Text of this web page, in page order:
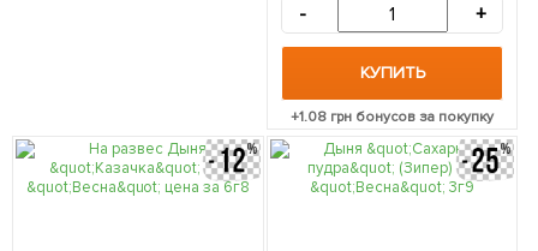
- +
КУПИТЬ
+1.08грн бонусов за покупку